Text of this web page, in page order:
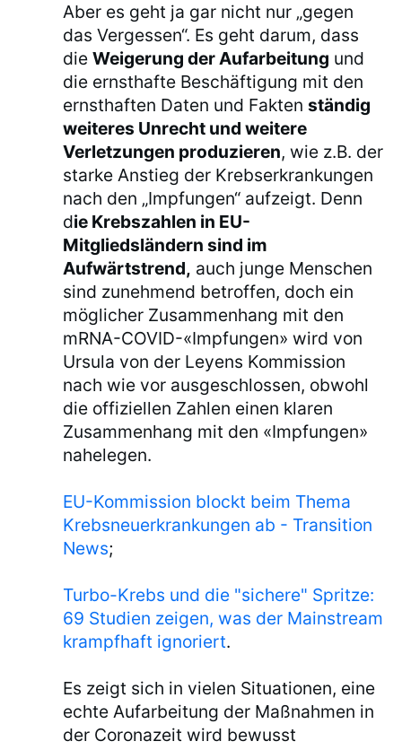
Aber es geht ja gar nicht nur „gegen
das Vergessen“. Es geht darum, dass
dieWeigerung der Aufarbeitung und
die ernsthafte Beschäftigung mit den
ernsthaften Daten und Faktenständig
weiteres Unrecht und weitere
Verletzungen produzieren, wie z.B. der
starke Anstieg der Krebserkrankungen
nach den „Impfungen“ aufzeigt. Denn
die Krebszahlen in EU-
Mitgliedsländern sind im
Aufwärtstrend, auch junge Menschen
sind zunehmend betroffen, doch ein
möglicher Zusammenhang mit den
mRNA-COVID-«Impfungen» wird von
Ursula von der Leyens Kommission
nach wie vor ausgeschlossen, obwohl
die offiziellen Zahlen einen klaren
Zusammenhang mit den «Impfungen»
nahelegen.
EU-Kommission blockt beim Thema
Krebsneuerkrankungen ab - Transition
News;
Turbo-Krebs und die "sichere" Spritze:
69 Studien zeigen, was der Mainstream
krampfhaft ignoriert.
Es zeigt sich in vielen Situationen, eine
echte Aufarbeitung der Maßnahmen in
der Coronazeit wird bewusst